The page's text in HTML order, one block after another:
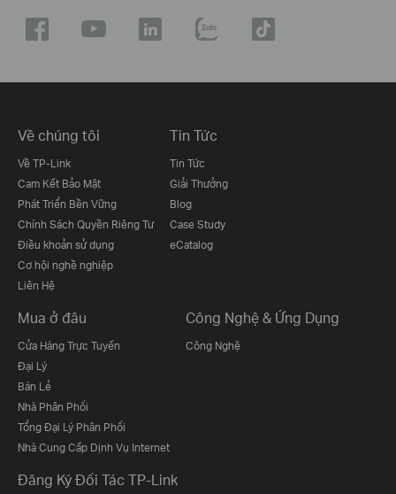
Về chúng tôi
Về TP-Link
Cam Kết Bảo Mật
Phát Triển Bền Vững
Chính Sách Quyền Riêng Tư
Điều khoản sử dụng
Cơ hội nghề nghiệp
Liên Hệ
Tin Tức
Tin Tức
Giải Thưởng
Blog
Case Study
eCatalog
Mua ở đâu
Cửa Hàng Trực Tuyến
Đại Lý
Bán Lẻ
Nhà Phân Phối
Tổng Đại Lý Phân Phối
Nhà Cung Cấp Dịnh Vụ Internet
Công Nghệ & Ứng Dụng
Công Nghệ
Đăng Ký Đối Tác TP-Link